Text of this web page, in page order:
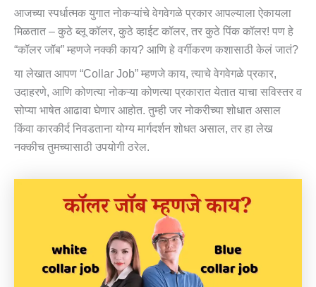
आजच्या स्पर्धात्मक युगात नोकऱ्यांचे वेगवेगळे प्रकार आपल्याला ऐकायला
मिळतात – कुठे ब्लू कॉलर, कुठे व्हाईट कॉलर, तर कुठे पिंक कॉलर! पण हे
“कॉलर जॉब” म्हणजे नक्की काय? आणि हे वर्गीकरण कशासाठी केलं जातं?
या लेखात आपण “Collar Job” म्हणजे काय, त्याचे वेगवेगळे प्रकार,
उदाहरणे, आणि कोणत्या नोकऱ्या कोणत्या प्रकारात येतात याचा सविस्तर व
सोप्या भाषेत आढावा घेणार आहोत. तुम्ही जर नोकरीच्या शोधात असाल
किंवा कारकीर्द निवडताना योग्य मार्गदर्शन शोधत असाल, तर हा लेख
नक्कीच तुमच्यासाठी उपयोगी ठरेल.